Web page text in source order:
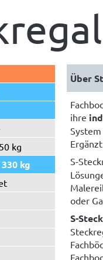
kg
kg
ihre
S-
oder
S-